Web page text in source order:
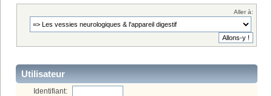
Aller à:
Utilisateur
Identifiant: